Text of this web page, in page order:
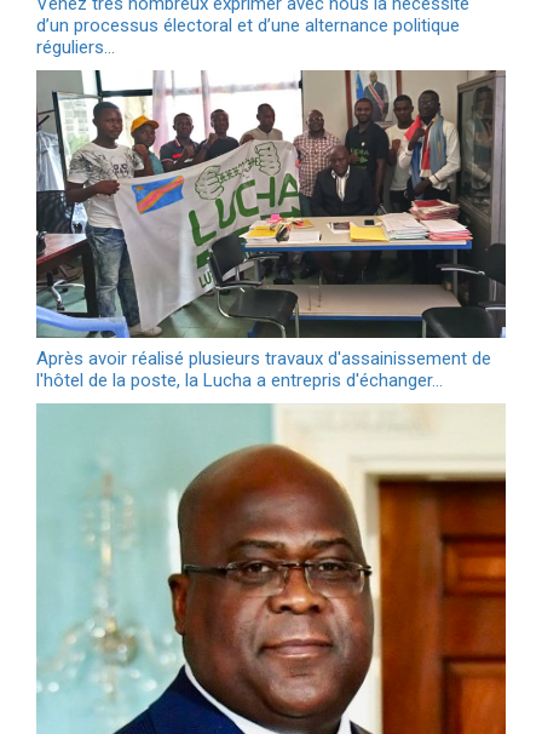
d’un processus électoral et d’une alternance politique
réguliers…
Après avoir réalisé plusieurs travaux d'assainissement de
l'hôtel de la poste, la Lucha a entrepris d'échanger…